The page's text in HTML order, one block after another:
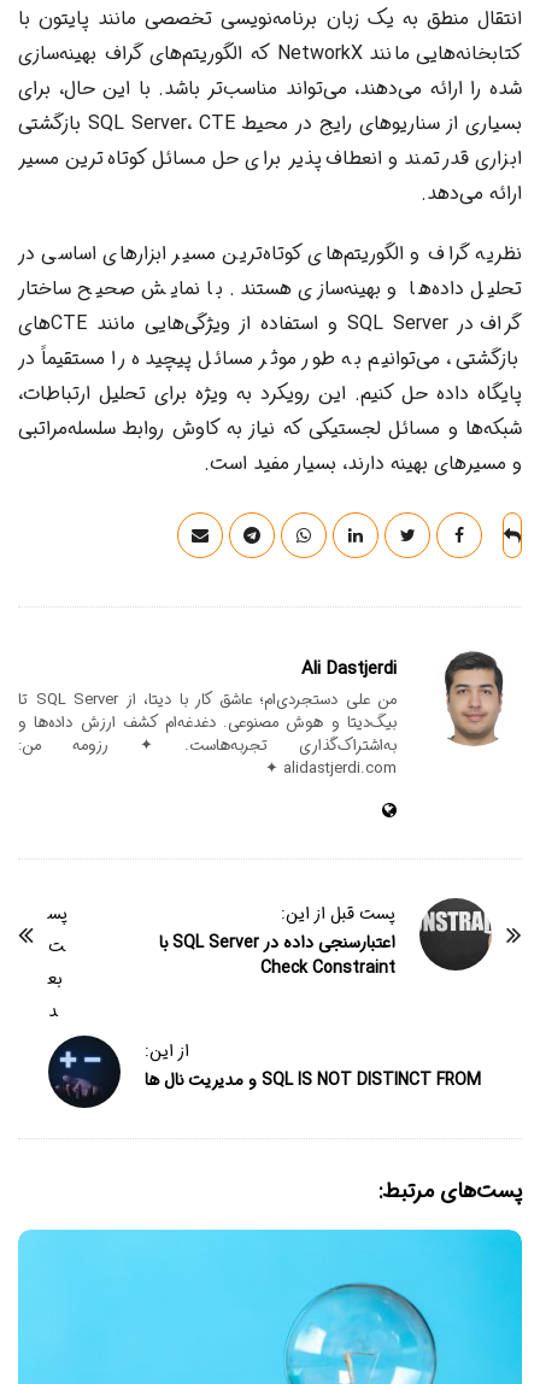
انتقال منطق به یک زبان برنامه‌نویسی تخصصی مانند پایتون با
کتابخانه‌هایی مانند NetworkX که الگوریتم‌های گراف بهینه‌سازی
شده را ارائه می‌دهند، می‌تواند مناسب‌تر باشد. با این حال، برای
بسیاری از سناریوهای رایج در محیط SQL Server، CTE بازگشتی
ابزاری قدرتمند و انعطاف‌پذیر برای حل مسائل کوتاه‌ترین مسیر
ارائه می‌دهد.
نظریه گراف و الگوریتم‌های کوتاه‌ترین مسیر ابزارهای اساسی در
تحلیل داده‌ها و بهینه‌سازی هستند. با نمایش صحیح ساختار
گراف در SQL Server و استفاده از ویژگی‌هایی مانند CTEهای
بازگشتی، می‌توانیم به طور موثر مسائل پیچیده را مستقیماً در
پایگاه داده حل کنیم. این رویکرد به ویژه برای تحلیل ارتباطات،
شبکه‌ها و مسائل لجستیکی که نیاز به کاوش روابط سلسله‌مراتبی
و مسیرهای بهینه دارند، بسیار مفید است.
Ali Dastjerdi
من علی دستجردی‌ام؛ عاشق کار با دیتا، از SQL Server تا
بیگ‌دیتا و هوش مصنوعی. دغدغه‌ام کشف ارزش داده‌ها و
به‌اشتراک‌گذاری تجربه‌هاست. ✦ رزومه من:
alidastjerdi.com ✦
پست قبل از این:
اعتبارسنجی داده در SQL Server با
Check Constraint
پس
ت
بع
د
از این:
SQL IS NOT DISTINCT FROM و مدیریت نال ها
پست‌های مرتبط: